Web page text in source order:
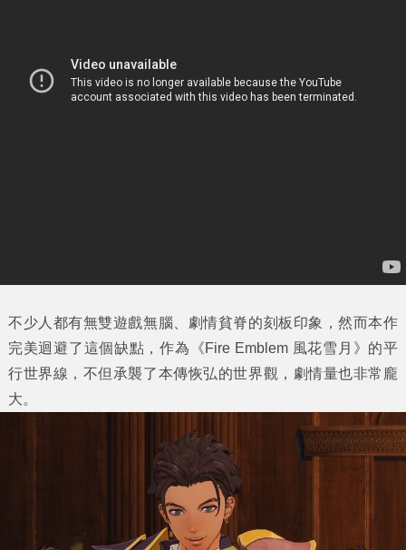
不少人都有無雙遊戲無腦、劇情貧脊的刻板印象，然而本作
完美迴避了這個缺點，作為《Fire Emblem 風花雪月》的平
行世界線，不但承襲了本傳恢弘的世界觀，劇情量也非常龐
大。